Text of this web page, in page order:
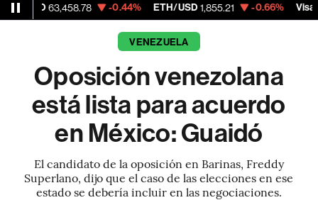
63,458.78 -0.44% ETH/USD 1,855.21 -0.66% Visa 365.67
VENEZUELA
Oposición venezolana
está lista para acuerdo
en México: Guaidó
El candidato de la oposición en Barinas, Freddy
Superlano, dijo que el caso de las elecciones en ese
estado se debería incluir en las negociaciones.